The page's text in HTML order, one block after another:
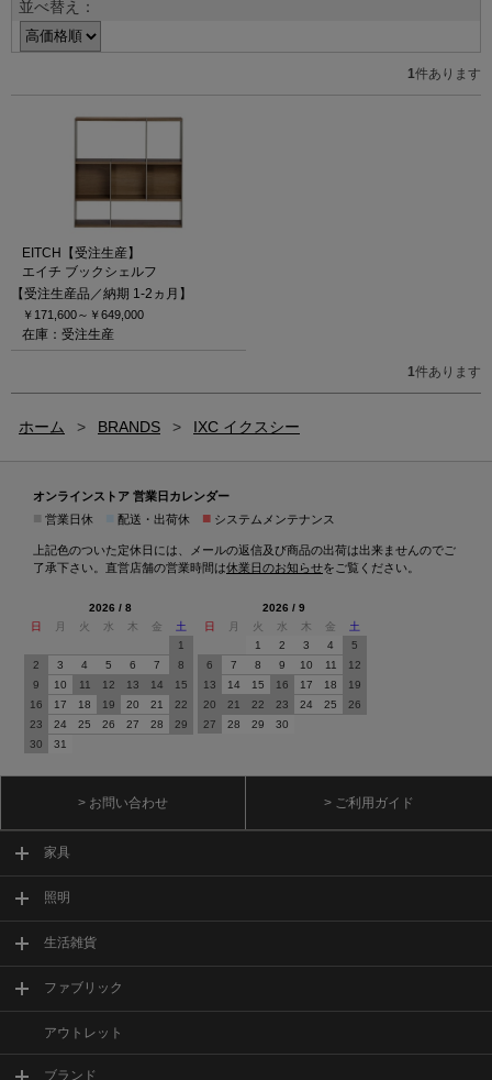
並べ替え：
1件あります
EITCH【受注生産】
エイチ ブックシェルフ
【受注生産品／納期 1-2ヵ月】
￥171,600～ ￥649,000
在庫：受注生産
1件あります
ホーム > BRANDS > IXC イクスシー
オンラインストア 営業日カレンダー
営業日休 配送・出荷休 ■ システムメンテナンス
上記色のついた定休日には、メールの返信及び商品の出荷は出来ませんのでご
了承下さい。直営店舗の営業時間は休業日のお知らせをご覧ください。
2026 / 8
日
月 火 水 木 金
土
1
2
3 4 5 6 7
8
9
10 11 12 13 14
15
16
17 18 19 20 21
22
23
24 25 26 27 28
29
30
31
2026 / 9
日
月 火 水 木 金
土
1
2 3 4
5
6
7 8 9 10 11
12
13
14 15 16 17 18
19
20
21 22 23 24 25
26
27
28 29 30
> お問い合わせ > ご利用ガイド
家具
照明
生活雑貨
ファブリック
アウトレット
ブランド